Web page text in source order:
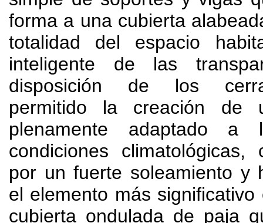
forma a una cubierta
totalidad del espacio
inteligente de las
disposición de los
permitido la creación de
plenamente adaptado a
condiciones climatológicas,
por un fuerte soleamiento y
el elemento más
cubierta ondulada de paja